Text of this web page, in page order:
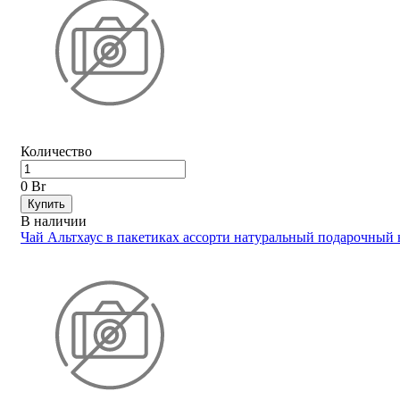
Количество
0 Br
Купить
В наличии
Чай Альтхаус в пакетиках ассорти натуральный подарочный